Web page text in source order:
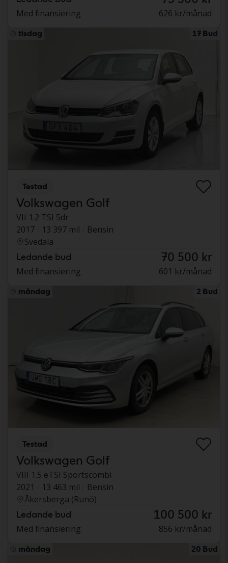
Med finansiering 626 kr/månad
tisdag 17 Bud
Testad
Volkswagen Golf
VII 1.2 TSI 5dr
2017
13 397 mil
Bensin
Svedala
Ledande bud 70 500 kr
Med finansiering 601 kr/månad
måndag 2 Bud
Testad
Volkswagen Golf
VIII 1.5 eTSI Sportscombi
2021
13 463 mil
Bensin
Åkersberga (Runö)
Ledande bud 100 500 kr
Med finansiering 856 kr/månad
måndag 20 Bud